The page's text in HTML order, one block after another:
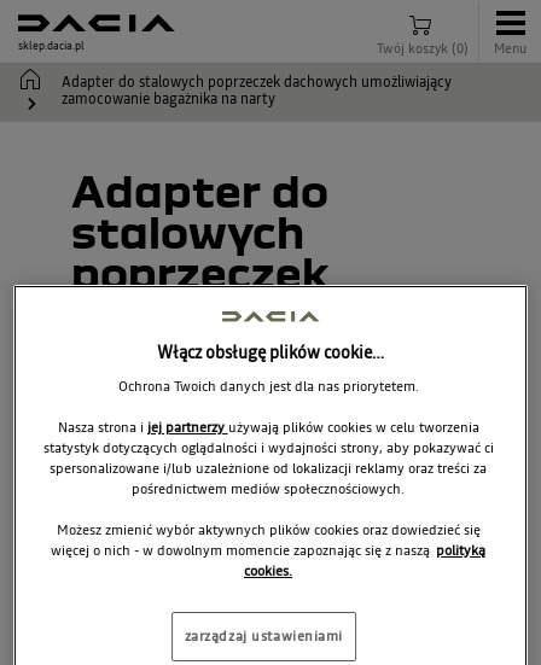
sklep.dacia.pl Twój koszyk (0) Menu
Adapter do stalowych poprzeczek dachowych umożliwiający
zamocowanie bagażnika na narty
Adapter do
stalowych
poprzeczek
dachowych
umożliwiający
zamocowanie
bagażnika na
narty
7711420781
Włącz obsługę plików cookie…
Ochrona Twoich danych jest dla nas priorytetem.
Nasza strona i jej partnerzy używają plików cookies w celu tworzenia
statystyk dotyczących oglądalności i wydajności strony, aby pokazywać ci
spersonalizowane i/lub uzależnione od lokalizacji reklamy oraz treści za
pośrednictwem mediów społecznościowych.
Możesz zmienić wybór aktywnych plików cookies oraz dowiedzieć się
więcej o nich - w dowolnym momencie zapoznając się z naszą polityką
cookies.
zarządzaj ustawieniami